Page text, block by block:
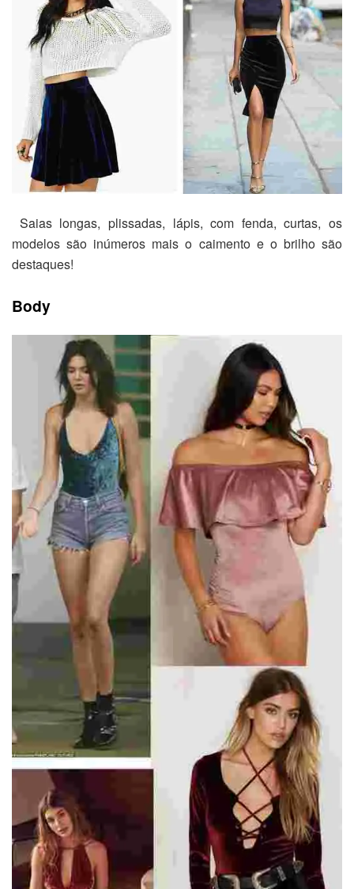
Saias longas, plissadas, lápis, com fenda, curtas, os
modelos são inúmeros mais o caimento e o brilho são
destaques!
Body